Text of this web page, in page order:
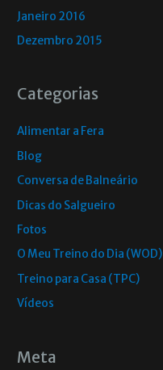
Janeiro 2016
Dezembro 2015
Categorias
Alimentar a Fera
Blog
Conversa de Balneário
Dicas do Salgueiro
Fotos
O Meu Treino do Dia (WOD)
Treino para Casa (TPC)
Vídeos
Meta